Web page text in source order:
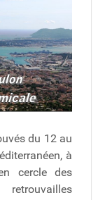
du 12 au
à
cercle des